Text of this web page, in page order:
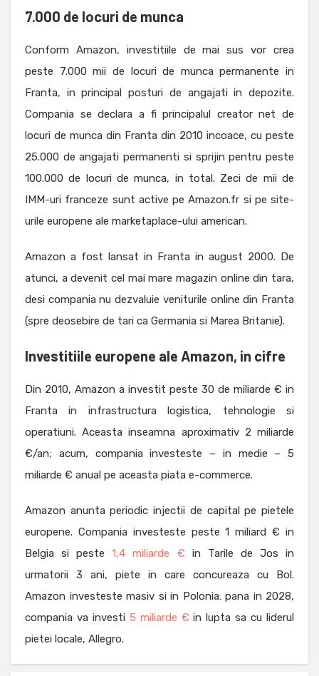
7.000 de locuri de munca
Conform Amazon, investitiile de mai sus vor crea
peste 7.000 mii de locuri de munca permanente in
Franta, in principal posturi de angajati in depozite.
Compania se declara a fi principalul creator net de
locuri de munca din Franta din 2010 incoace, cu peste
25.000 de angajati permanenti si sprijin pentru peste
100.000 de locuri de munca, in total. Zeci de mii de
IMM-uri franceze sunt active pe Amazon.fr si pe site-
urile europene ale marketaplace-ului american.
Amazon a fost lansat in Franta in august 2000. De
atunci, a devenit cel mai mare magazin online din tara,
desi compania nu dezvaluie veniturile online din Franta
(spre deosebire de tari ca Germania si Marea Britanie).
Investitiile europene ale Amazon, in cifre
Din 2010, Amazon a investit peste 30 de miliarde € in
Franta in infrastructura logistica, tehnologie si
operatiuni. Aceasta inseamna aproximativ 2 miliarde
€/an; acum, compania investeste – in medie – 5
miliarde € anual pe aceasta piata e-commerce.
Amazon anunta periodic injectii de capital pe pietele
europene. Compania investeste peste 1 miliard € in
Belgia si peste1,4 miliarde € in Tarile de Jos in
urmatorii 3 ani, piete in care concureaza cu Bol.
Amazon investeste masiv si in Polonia: pana in 2028,
compania va investi 5 miliarde € in lupta sa cu liderul
pietei locale, Allegro.